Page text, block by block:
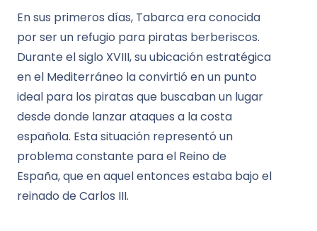
En sus primeros días, Tabarca era conocida
por ser un refugio para piratas berberiscos.
Durante el siglo XVIII, su ubicación estratégica
en el Mediterráneo la convirtió en un punto
ideal para los piratas que buscaban un lugar
desde donde lanzar ataques a la costa
española. Esta situación representó un
problema constante para el Reino de
España, que en aquel entonces estaba bajo el
reinado de Carlos III.